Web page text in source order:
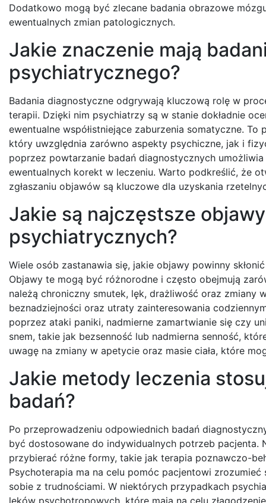
Dodatkowo mogą być zlecane badania obrazowe
ewentualnych zmian patologicznych.
Jakie znaczenie mają
psychiatrycznego?
Badania diagnostyczne odgrywają kluczową rolę w
terapii. Dzięki nim psychiatrzy są w stanie dokładnie
ewentualne współistniejące zaburzenia somatyczne.
który uwzględnia zarówno aspekty psychiczne, jak i
poprzez powtarzanie badań diagnostycznych
ewentualnych korekt w leczeniu. Warto podkreślić, że
zgłaszaniu objawów są kluczowe dla uzyskania
Jakie są najczęstsze
psychiatrycznych?
Wiele osób zastanawia się, jakie objawy powinny
Objawy te mogą być różnorodne i często obejmują
należą chroniczny smutek, lęk, drażliwość oraz zmiany
beznadziejności oraz utraty zainteresowania
poprzez ataki paniki, nadmierne zamartwianie się czy
snem, takie jak bezsenność lub nadmierna senność,
uwagę na zmiany w apetycie oraz masie ciała, które
Jakie metody leczenia
badań?
Po przeprowadzeniu odpowiednich badań
być dostosowane do indywidualnych potrzeb
przybierać różne formy, takie jak terapia poznawczo-
Psychoterapia ma na celu pomóc pacjentowi
sobie z trudnościami. W niektórych przypadkach
leków psychotropowych, które mają na celu